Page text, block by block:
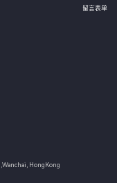
留言表单
Wanchai, HongKong